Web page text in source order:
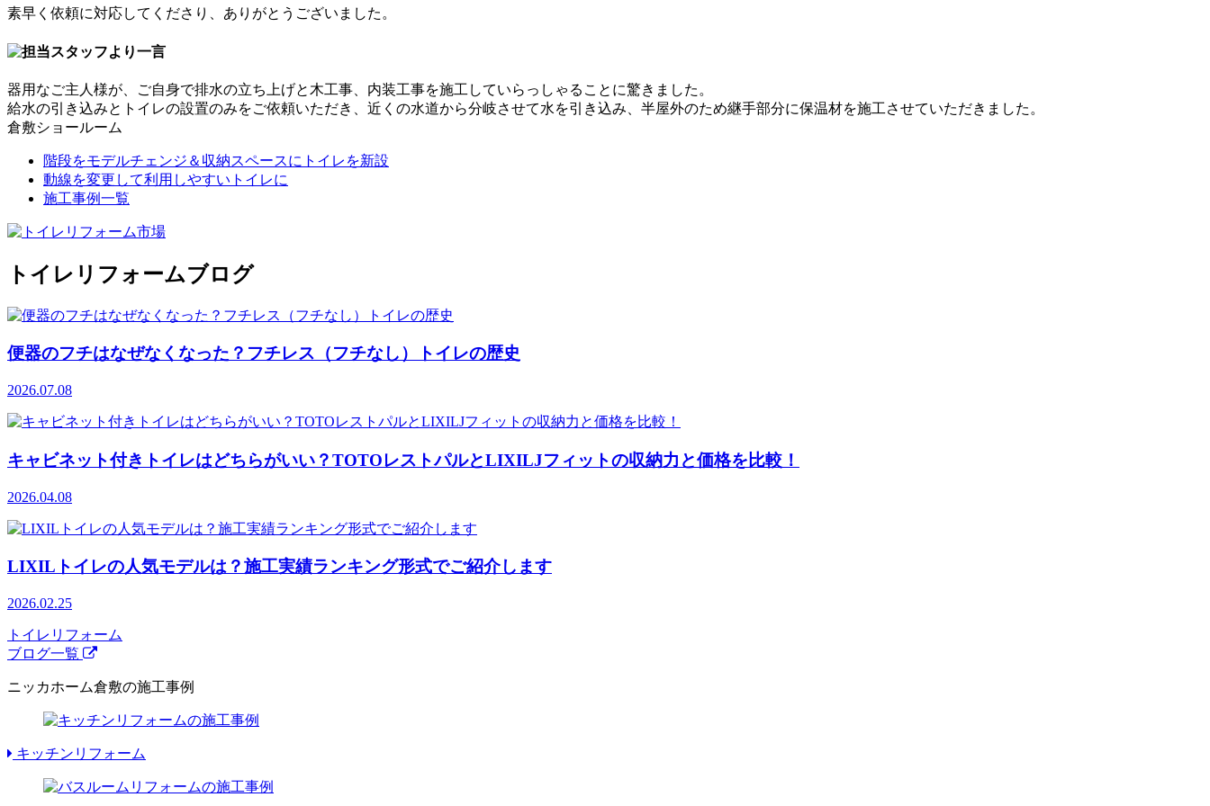
素早く依頼に対応してくださり、ありがとうございました。
器用なご主人様が、ご自身で排水の立ち上げと木工事、内装工事を施工していらっしゃることに驚きました。
給水の引き込みとトイレの設置のみをご依頼いただき、近くの水道から分岐させて水を引き込み、半屋外のため継手部分に保温材を施工させていただきました。
倉敷ショールーム
階段をモデルチェンジ＆収納スペースにトイレを新設
動線を変更して利用しやすいトイレに
施工事例一覧
トイレリフォームブログ
便器のフチはなぜなくなった？フチレス（フチなし）トイレの歴史
2026.07.08
キャビネット付きトイレはどちらがいい？TOTOレストパルとLIXILJフィットの収納力と価格を比較！
2026.04.08
LIXILトイレの人気モデルは？施工実績ランキング形式でご紹介します
2026.02.25
トイレリフォーム
ブログ一覧
ニッカホーム倉敷の施工事例
キッチンリフォーム